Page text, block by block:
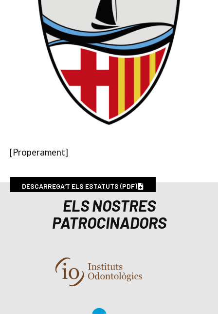
[Properament]
DESCARREGA'T ELS ESTATUTS (PDF)
ELS NOSTRES
PATROCINADORS